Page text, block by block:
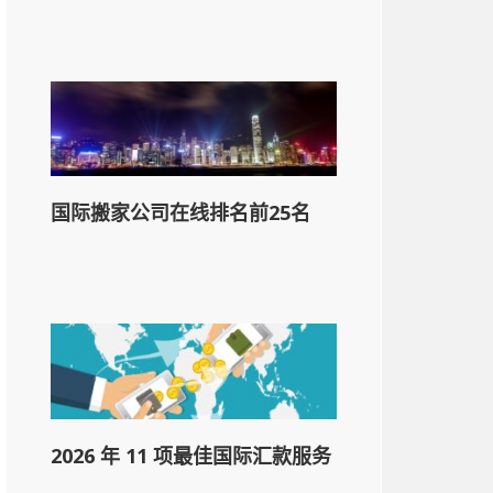
国际搬家公司在线排名前25名
2026 年 11 项最佳国际汇款服务